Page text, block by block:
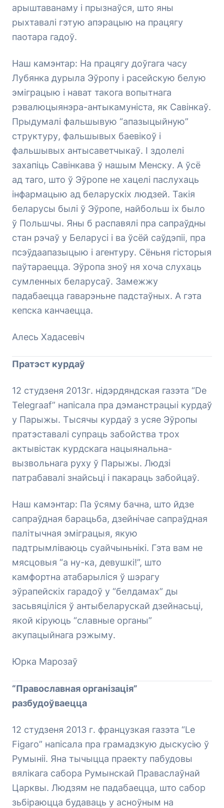
арыштаванаму і прызнаўся, што яны
рыхтавалі гэтую апэрацыю на працягу
паoтара гадоў.
Наш камэнтар: На працягу доўгага часу
Лубянка дурыла Эўропу і расейскую белую
эміграцыю і нават такога вопытнага
рэвалюцыянэра-антыкамуніста, як Савінкаў.
Прыдумалі фальшывую “апазыцыйную”
структуру, фальшывых баевікоў і
фальшывых антысаветчыкаў. І здолелі
захапіць Савінкава ў нашым Менску. А ўсё
ад таго, што ў Эўропе не хацелі паслухаць
інфармацыю ад беларускіх людзей. Такія
беларусы былі ў Эўропе, найбольш іх было
ў Польшчы. Яны б распавялі пра сапраўдны
стан рэчаў у Беларусі і ва ўсёй саўдэпіі, пра
псэўдаапазыцыю і агентуру. Сёньня гісторыя
паўтараецца. Эўропа зноў ня хоча слухаць
сумленных беларусаў. Замежжу
падабаецца гаварэньне падстаўных. А гэта
кепска канчаецца.
Алесь Хадасевіч
Пратэст курдаў
12 студзеня 2013г. нідэрдяндская газэта “De
Telegraaf” напісала пра дэманстрацыі курдаў
у Парыжы. Тысячы курдаў з усяе Эўропы
пратэставалі супраць забойства трох
актывістак курдскага нацыянальна-
вызвольнага руху ў Парыжы. Людзі
патрабавалі знайсьці і пакараць забойцаў.
Наш камэнтар: Па ўсяму бачна, што йдзе
сапраўдная барацьба, дзейнічае сапраўдная
палітычная эміграцыя, якую
падтрымліваюць суайчыньнікі. Гэта вам не
мясцовыя “а ну-ка, девушкі!”, што
камфортна атабарыліся ў шэрагу
эўрапейскіх гарадоў у “белдамах” ды
засьвяціліся ў антыбеларускай дзейнасьці,
якой кіруюць “славные органы”
акупацыйнага рэжыму.
Юрка Марозаў
“Православная організація”
разбудоўваецца
12 студзеня 2013 г. французкая газэта “Le
Figaro” напісала пра грамадзкую дыскусію ў
Румыніі. Яна тычыцца праекту пабудовы
вялікага сабора Румынскай Праваслаўнай
Царквы. Людзям не падабаецца, што сабор
зьбіраюцца будаваць у асноўным на